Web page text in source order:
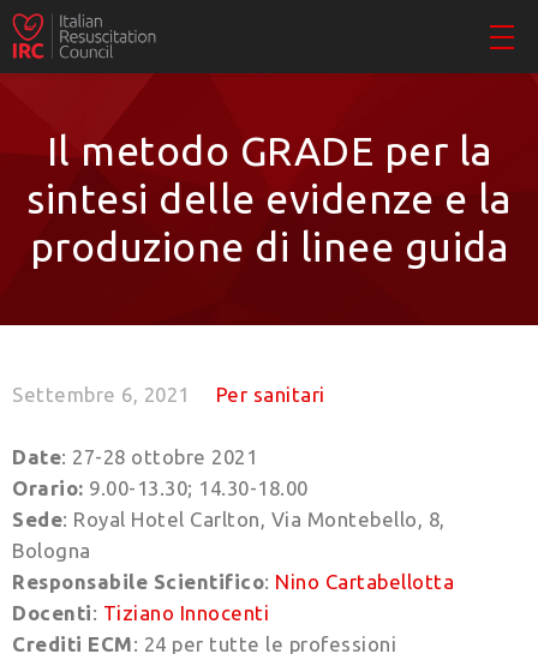
Il metodo GRADE per la
sintesi delle evidenze e la
produzione di linee guida
Settembre 6, 2021 Per sanitari
Date: 27-28 ottobre 2021
Orario: 9.00-13.30; 14.30-18.00
Sede: Royal Hotel Carlton, Via Montebello, 8,
Bologna
Responsabile Scientifico: Nino Cartabellotta
Docenti: Tiziano Innocenti
Crediti ECM: 24 per tutte le professioni